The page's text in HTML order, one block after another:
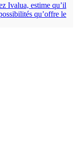
Ivalua, estime qu’il
qu’offre le